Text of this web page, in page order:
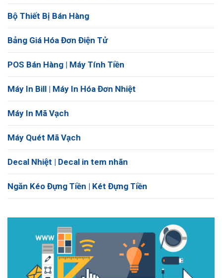
Bộ Thiết Bị Bán Hàng
Bảng Giá Hóa Đơn Điện Tử
POS Bán Hàng | Máy Tính Tiền
Máy In Bill | Máy In Hóa Đơn Nhiệt
Máy In Mã Vạch
Máy Quét Mã Vạch
Decal Nhiệt | Decal in tem nhãn
Ngăn Kéo Đựng Tiền | Két Đựng Tiền